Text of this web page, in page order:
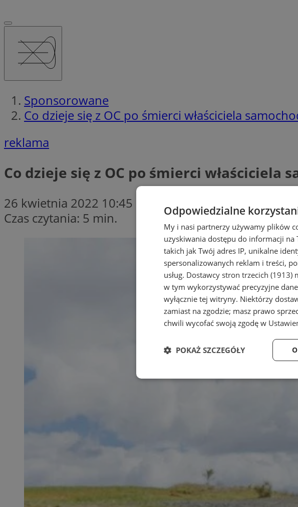
Sponsorowane
Co dzieje się z OC po śmierci właściciela
reklama
Co dzieje się z OC po śmierci właściciela
26 kwietnia 2022 10:45
Czas czytania: 5 min.
Odpowiedzialne
My i nasi partnerzy używamy plików
uzyskiwania dostępu do informacji
takich jak Twój adres IP, unikalne
spersonalizowanych reklam i treści,
usług. Dostawcy stron trzecich (1913)
w tym wykorzystywać precyzyjne
wyłącznie tej witryny. Niektórzy
zamiast na zgodzie; masz prawo
chwili wycofać swoją zgodę w
POKAŻ SZCZEGÓŁY
Niezbędne Wydajność
Niezbędne pliki cookie umożliwiają
zarządzanie kontem. Bez niezbędnych plików
Nazwa
Provider/
Domena